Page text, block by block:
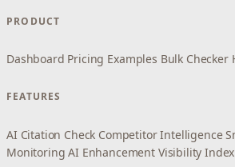
PRODUCT
Dashboard Pricing Examples Bulk Checker
FEATURES
AI Citation Check Competitor Intelligence
Monitoring AI Enhancement Visibility Index